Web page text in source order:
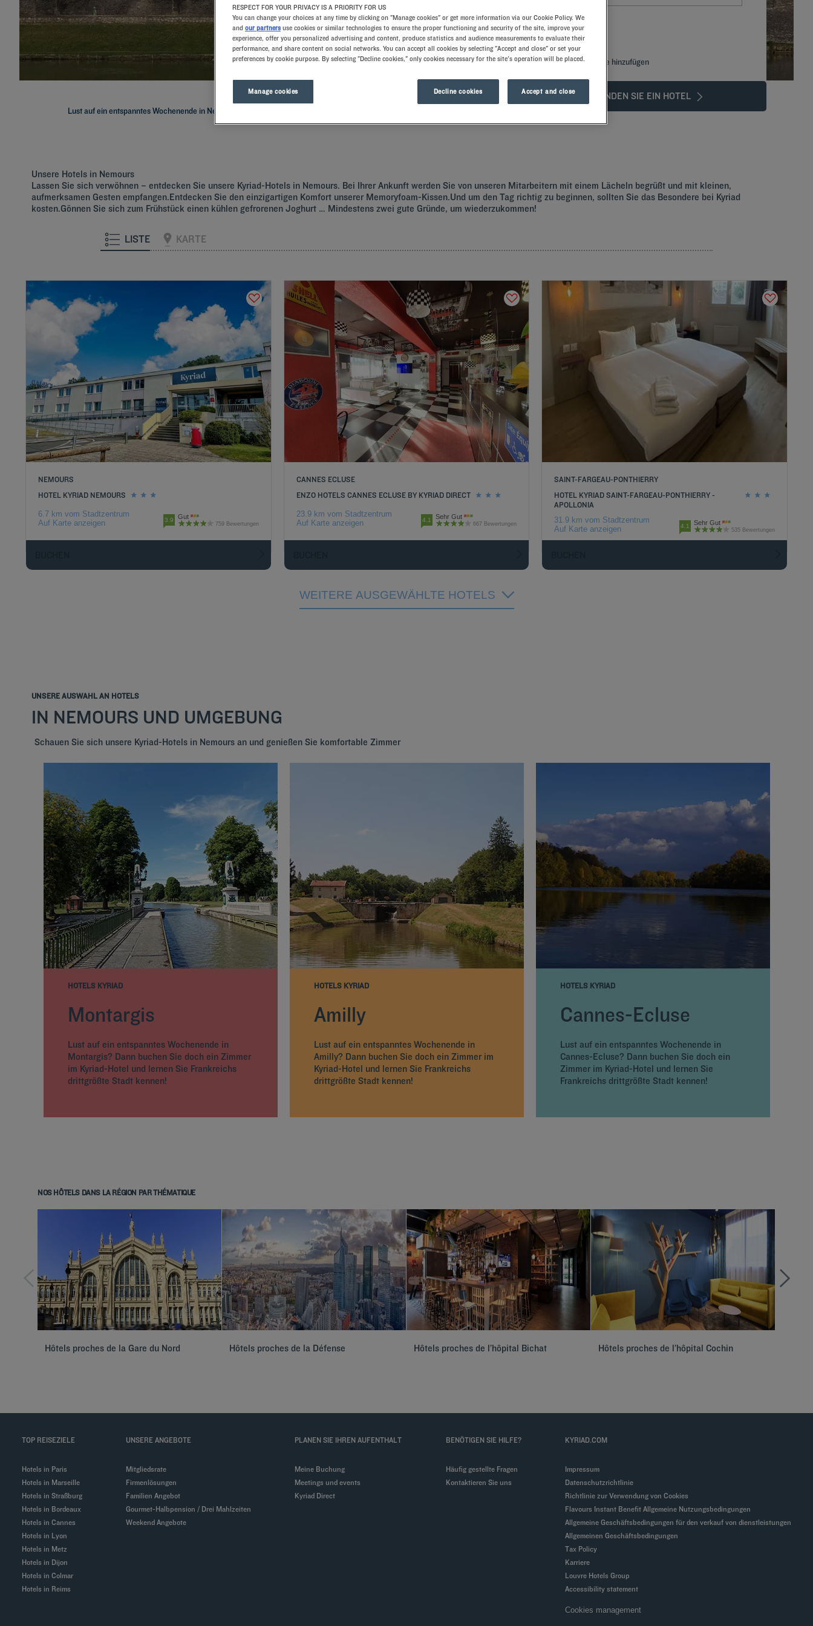
FINDEN SIE EIN HOTEL
Spezialcode hinzufügen
Lust auf ein entspanntes Wochenende in Nemours? Dann buchen Sie doch ein Zimmer im Kyriad-Hotel und lernen Sie Frankreichs drittgrößte Stadt kennen!
Unsere Hotels in Nemours
Lassen Sie sich verwöhnen – entdecken Sie unsere Kyriad-Hotels in Nemours. Bei Ihrer Ankunft werden Sie von unseren Mitarbeitern mit einem Lächeln begrüßt und mit kleinen,
aufmerksamen Gesten empfangen.Entdecken Sie den einzigartigen Komfort unserer Memoryfoam-Kissen.Und um den Tag richtig zu beginnen, sollten Sie das Besondere bei Kyriad
kosten.Gönnen Sie sich zum Frühstück einen kühlen gefrorenen Joghurt … Mindestens zwei gute Gründe, um wiederzukommen!
LISTE KARTE
NEMOURS
HOTEL KYRIAD NEMOURS
6.7 km vom Stadtzentrum
Auf Karte anzeigen
3.9 Gut
759 Bewertungen
CANNES ECLUSE
ENZO HOTELS CANNES ECLUSE BY KYRIAD DIRECT
23.9 km vom Stadtzentrum
Auf Karte anzeigen
4.1 Sehr Gut
667 Bewertungen
SAINT-FARGEAU-PONTHIERRY
HOTEL KYRIAD SAINT-FARGEAU-PONTHIERRY -
APOLLONIA
31.9 km vom Stadtzentrum
Auf Karte anzeigen
4.1 Sehr Gut
535 Bewertungen
WEITERE AUSGEWÄHLTE HOTELS
UNSERE AUSWAHL AN HOTELS
IN NEMOURS UND UMGEBUNG
Schauen Sie sich unsere Kyriad-Hotels in Nemours an und genießen Sie komfortable Zimmer
HOTELS KYRIAD
Montargis
Lust auf ein entspanntes Wochenende in
Montargis? Dann buchen Sie doch ein Zimmer
im Kyriad-Hotel und lernen Sie Frankreichs
drittgrößte Stadt kennen!
HOTELS KYRIAD
Amilly
Lust auf ein entspanntes Wochenende in
Amilly? Dann buchen Sie doch ein Zimmer im
Kyriad-Hotel und lernen Sie Frankreichs
drittgrößte Stadt kennen!
HOTELS KYRIAD
Cannes-Ecluse
Lust auf ein entspanntes Wochenende in
Cannes-Ecluse? Dann buchen Sie doch ein
Zimmer im Kyriad-Hotel und lernen Sie
Frankreichs drittgrößte Stadt kennen!
NOS HÔTELS DANS LA RÉGION PAR THÉMATIQUE
Hôtels proches de la Gare du Nord Hôtels proches de la Défense Hôtels proches de l’hôpital Bichat Hôtels proches de l’hôpital Cochin
TOP REISEZIELE
Hotels in Paris
Hotels in Marseille
Hotels in Straßburg
Hotels in Bordeaux
Hotels in Cannes
Hotels in Lyon
Hotels in Metz
Hotels in Dijon
Hotels in Colmar
Hotels in Reims
UNSERE ANGEBOTE
Mitgliedsrate
Firmenlösungen
Familien Angebot
Gourmet-Halbpension / Drei Mahlzeiten
Weekend Angebote
PLANEN SIE IHREN AUFENTHALT
Meine Buchung
Meetings und events
Kyriad Direct
BENÖTIGEN SIE HILFE?
Häufig gestellte Fragen
Kontaktieren Sie uns
KYRIAD.COM
Impressum
Datenschutzrichtlinie
Richtlinie zur Verwendung von Cookies
Flavours Instant Benefit Allgemeine Nutzungsbedingungen
Allgemeine Geschäftsbedingungen für den verkauf von dienstleistungen
Allgemeinen Geschäftsbedingungen
Tax Policy
Karriere
Louvre Hotels Group
Accessibility statement
Cookies management
RESPECT FOR YOUR PRIVACY IS A PRIORITY FOR US
You can change your choices at any time by clicking on "Manage cookies" or get more information via our Cookie Policy. We
and our partners use cookies or similar technologies to ensure the proper functioning and security of the site, improve your
experience, offer you personalized advertising and content, produce statistics and audience measurements to evaluate their
performance, and share content on social networks. You can accept all cookies by selecting "Accept and close" or set your
preferences by cookie purpose. By selecting "Decline cookies," only cookies necessary for the site's operation will be placed.
Manage cookies Decline cookies Accept and close